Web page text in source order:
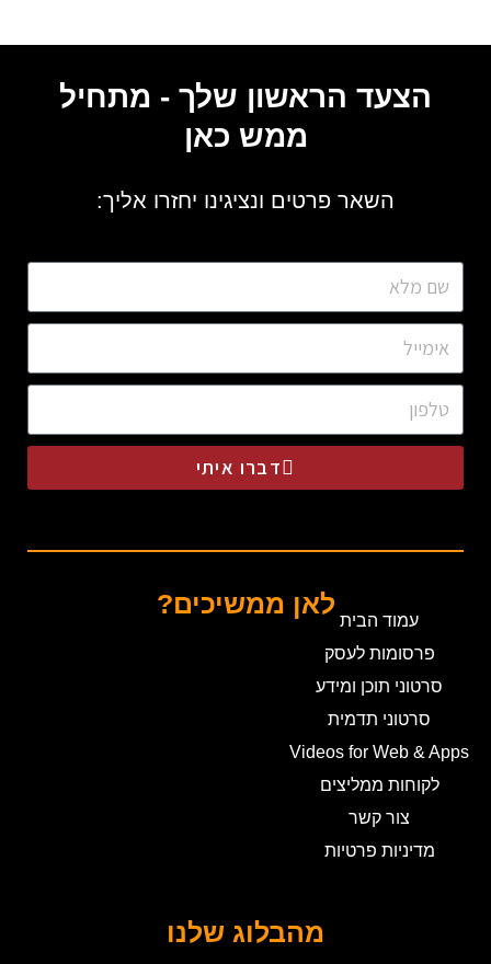
הצעד הראשון שלך - מתחיל
ממש כאן
השאר פרטים ונציגינו יחזרו אליך:
דברו איתי
לאן ממשיכים?
עמוד הבית
פרסומות לעסק
סרטוני תוכן ומידע
סרטוני תדמית
Videos for Web & Apps
לקוחות ממליצים
צור קשר
מדיניות פרטיות
מהבלוג שלנו